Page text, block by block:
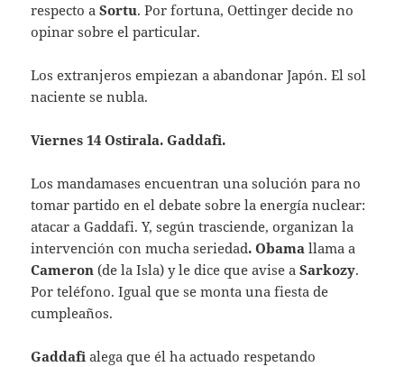
respecto aSortu. Por fortuna, Oettinger decide no
opinar sobre el particular.
Los extranjeros empiezan a abandonar Japón. El sol
naciente se nubla.
Viernes 14 Ostirala. Gaddafi.
Los mandamases encuentran una solución para no
tomar partido en el debate sobre la energía nuclear:
atacar a Gaddafi. Y, según trasciende, organizan la
intervención con mucha seriedad. Obama llama a
Cameron (de la Isla) y le dice que avise a Sarkozy.
Por teléfono. Igual que se monta una fiesta de
cumpleaños.
Gaddafialega que él ha actuado respetando